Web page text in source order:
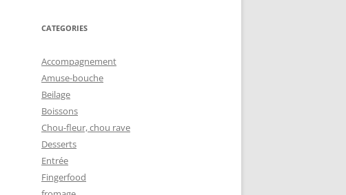
CATEGORIES
Accompagnement
Amuse-bouche
Beilage
Boissons
Chou-fleur, chou rave
Desserts
Entrée
Fingerfood